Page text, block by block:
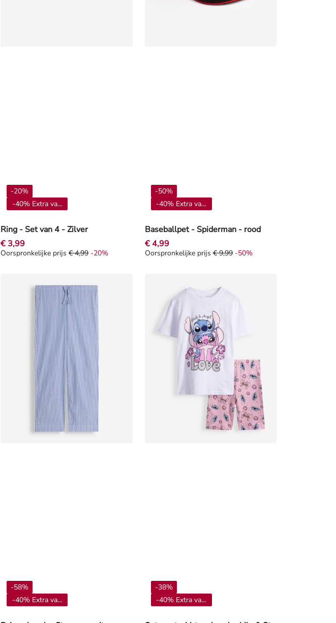
Ring - Set van 4 - Zilver
-20%
-40% Extra vanaf 4**
€ 3,99
Oorspronkelijke prijs € 4,99, Korting -20%
Oorspronkelijke prijs € 4,99 -20%
Baseballpet - Spiderman - rood
-50%
-40% Extra vanaf 4**
€ 4,99
Oorspronkelijke prijs € 9,99, Korting -50%
Oorspronkelijke prijs € 9,99 -50%
-58%
-40% Extra vanaf 4**
-38%
-40% Extra vanaf 4**